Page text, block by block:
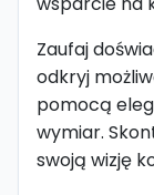
Zaufaj
odkryj
pomocą
wymiar.
swoją wizję